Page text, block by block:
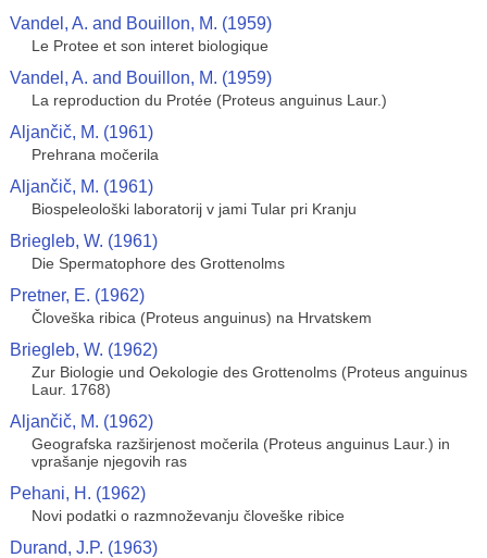
Vandel, A. and Bouillon, M. (1959)
Le Protee et son interet biologique
Vandel, A. and Bouillon, M. (1959)
La reproduction du Protée (Proteus anguinus Laur.)
Aljančič, M. (1961)
Prehrana močerila
Aljančič, M. (1961)
Biospeleološki laboratorij v jami Tular pri Kranju
Briegleb, W. (1961)
Die Spermatophore des Grottenolms
Pretner, E. (1962)
Človeška ribica (Proteus anguinus) na Hrvatskem
Briegleb, W. (1962)
Zur Biologie und Oekologie des Grottenolms (Proteus anguinus
Laur. 1768)
Aljančič, M. (1962)
Geografska razširjenost močerila (Proteus anguinus Laur.) in
vprašanje njegovih ras
Pehani, H. (1962)
Novi podatki o razmnoževanju človeške ribice
Durand, J.P. (1963)